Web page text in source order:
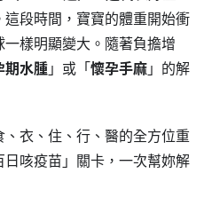
段時間，寶寶的體重開始衝
樣明顯變大。隨著負擔增
期水腫 」或「懷孕手麻 」的解
衣、住、行、醫的全方位重
咳疫苗」關卡，一次幫妳解